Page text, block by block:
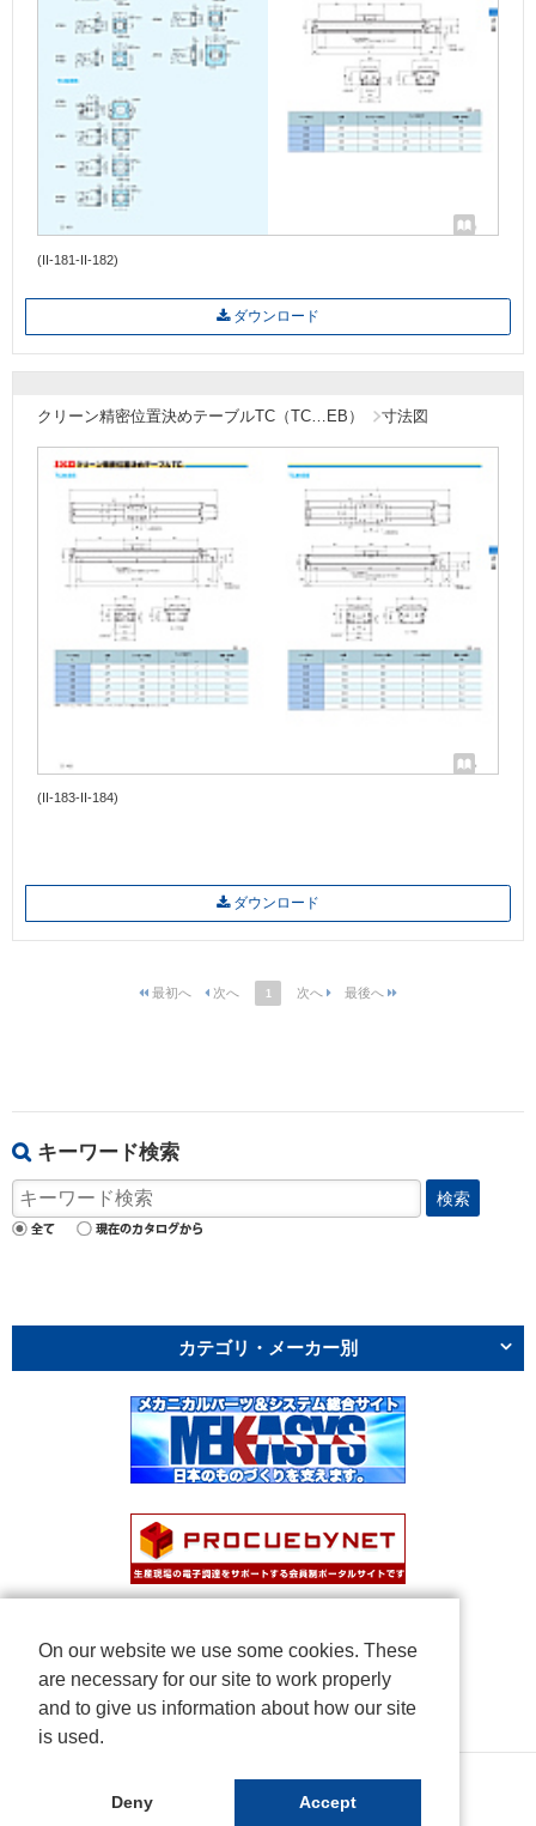
(II-181-II-182)
ダウンロード
クリーン精密位置決めテーブルTC（TC…EB） 寸法図
(II-183-II-184)
ダウンロード
1
キーワード検索
検索
カテゴリ・メーカー別
On our website we use some cookies. These
are necessary for our site to work properly
and to give us information about how our site
is used.
Deny Accept